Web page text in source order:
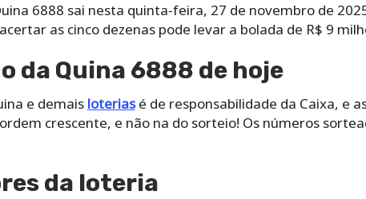
6888 sai nesta quinta-feira, 27 de novembro de
as cinco dezenas pode levar a bolada de R$ 9
da Quina 6888 de hoje
e demais loteriasé de responsabilidade da Caixa, e
crescente, e não na do sorteio! Os números
da loteria